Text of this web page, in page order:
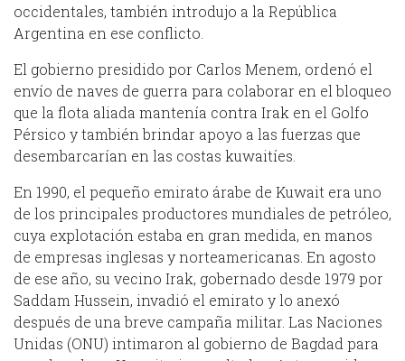
occidentales, también introdujo a la República
Argentina en ese conflicto.
El gobierno presidido por Carlos Menem, ordenó el
envío de naves de guerra para colaborar en el bloqueo
que la flota aliada mantenía contra Irak en el Golfo
Pérsico y también brindar apoyo a las fuerzas que
desembarcarían en las costas kuwaitíes.
En 1990, el pequeño emirato árabe de Kuwait era uno
de los principales productores mundiales de petróleo,
cuya explotación estaba en gran medida, en manos
de empresas inglesas y norteamericanas. En agosto
de ese año, su vecino Irak, gobernado desde 1979 por
Saddam Hussein, invadió el emirato y lo anexó
después de una breve campaña militar. Las Naciones
Unidas (ONU) intimaron al gobierno de Bagdad para